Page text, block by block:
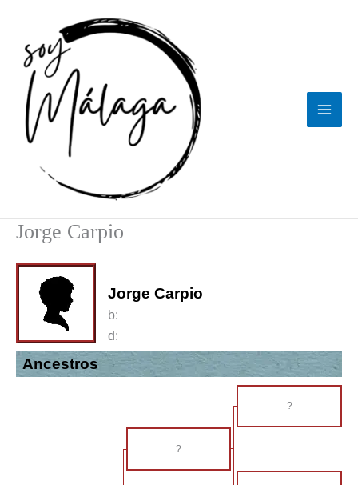
contenido
Jorge Carpio
Jorge Carpio
b:
d:
Ancestros
?
?